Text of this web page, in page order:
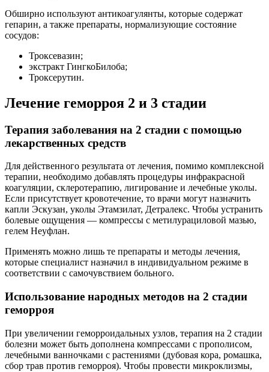
Обширно используют антикоагулянты, которые содержат
гепарин, а также препараты, нормализующие состояние
сосудов:
Троксевазин;
экстракт ГингкоБилоба;
Троксерутин.
Лечение геморроя 2 и 3 стадии
Терапия заболевания на 2 стадии с помощью
лекарственных средств
Для действенного результата от лечения, помимо комплексной
терапии, необходимо добавлять процедуры инфракрасной
коагуляции, склеротерапию, лигирование и лечебные уколы.
Если присутствует кровотечение, то врачи могут назначить
капли Эскузан, уколы Этамзилат, Детралекс. Чтобы устранить
болевые ощущения — компрессы с метилурациловой мазью,
гелем Неуфлан.
Применять можно лишь те препараты и методы лечения,
которые специалист назначил в индивидуальном режиме в
соответствии с самочувствием больного.
Использование народных методов на 2 стадии
геморроя
При увеличении геморроидальных узлов, терапия на 2 стадии
болезни может быть дополнена компрессами с прополисом,
лечебными ванночками с растениями (дубовая кора, ромашка,
сбор трав против геморроя). Чтобы провести микроклизмы,